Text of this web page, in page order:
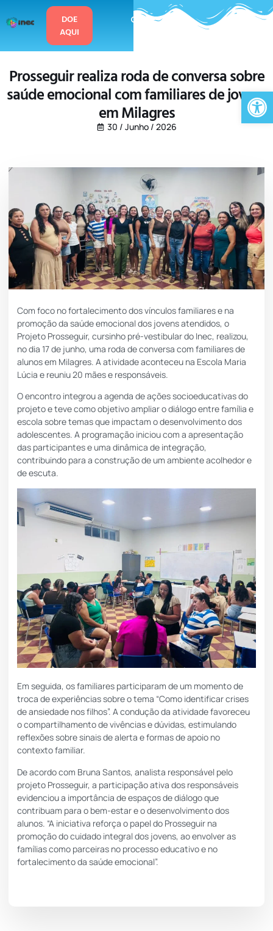
DOE
AQUI
Prosseguir realiza roda de conversa sobre
saúde emocional com familiares de jovens
em Milagres
30 / Junho / 2026
Com foco no fortalecimento dos vínculos familiares e na
promoção da saúde emocional dos jovens atendidos, o
Projeto Prosseguir, cursinho pré-vestibular do Inec, realizou,
no dia 17 de junho, uma roda de conversa com familiares de
alunos em Milagres. A atividade aconteceu na Escola Maria
Lúcia e reuniu 20 mães e responsáveis.
O encontro integrou a agenda de ações socioeducativas do
projeto e teve como objetivo ampliar o diálogo entre família e
escola sobre temas que impactam o desenvolvimento dos
adolescentes. A programação iniciou com a apresentação
das participantes e uma dinâmica de integração,
contribuindo para a construção de um ambiente acolhedor e
de escuta.
Em seguida, os familiares participaram de um momento de
troca de experiências sobre o tema “Como identificar crises
de ansiedade nos filhos”. A condução da atividade favoreceu
o compartilhamento de vivências e dúvidas, estimulando
reflexões sobre sinais de alerta e formas de apoio no
contexto familiar.
De acordo com Bruna Santos, analista responsável pelo
projeto Prosseguir, a participação ativa dos responsáveis
evidenciou a importância de espaços de diálogo que
contribuam para o bem-estar e o desenvolvimento dos
alunos. “A iniciativa reforça o papel do Prosseguir na
promoção do cuidado integral dos jovens, ao envolver as
famílias como parceiras no processo educativo e no
fortalecimento da saúde emocional”.